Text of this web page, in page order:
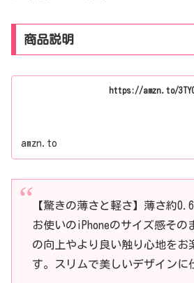
商品説明
https://amzn.to/
amzn.to
【驚きの薄さと軽さ】薄さ約
お使いのiPhoneのサイズ感その
の向上やより良い触り心地をお
す。スリムで美しいデザインに